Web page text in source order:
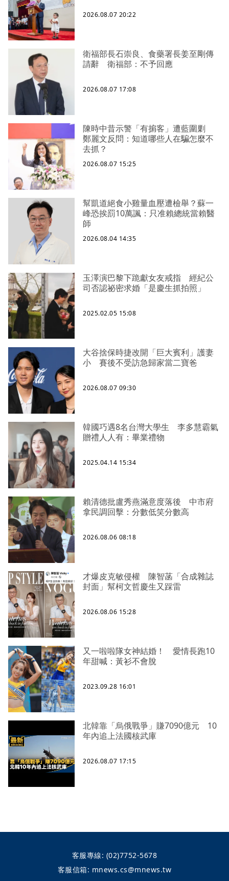
2026.08.07 20:22
衛福部長石崇良、食藥署長姜至剛傳
請辭 衛福部：不予回應
2026.08.07 17:08
陳時中昔示警「有掮客」遭藍圍剿
鄭麗文反問：知道哪些人在騙怎麼不
去抓？
2026.08.07 15:25
幫凱道絕食小雞量血壓遭檢舉？蘇一
峰恐挨罰10萬諷：只准賴總統當賴醫
師
2026.08.04 14:35
玉澤演巴黎下跪獻女友戒指 經紀公
司否認祕密求婚「是慶生抓拍照」
2025.02.05 15:08
大谷捨保時捷改開「巨大賓利」護妻
小 賽後不受訪急歸家當二寶爸
2026.08.07 09:30
韓國巧遇8名台灣大學生 李多慧霸氣
贈禮人人有：畢業禮物
2025.04.14 15:34
賴清德批盧秀燕滿意度落後 中市府
拿民調回擊：分數低笑分數高
2026.08.06 08:18
才爆皮克敏侵權 陳智菡「合成雜誌
封面」幫柯文哲慶生又踩雷
2026.08.06 15:28
又一啦啦隊女神結婚！ 愛情長跑10
年甜喊：黃衫不會脫
2023.09.28 16:01
北韓靠「烏俄戰爭」賺7090億元 10
年內追上法國核武庫
2026.08.07 17:15
客服專線: (02)7752-5678
客服信箱: mnews.cs@mnews.tw